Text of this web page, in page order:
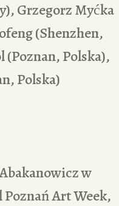
Grzegorz Myćka
(Shenzhen,
Polska),
Polska)
w
Art Week,